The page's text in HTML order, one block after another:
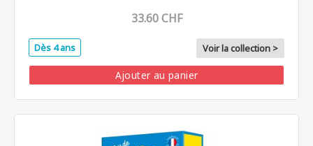
33.60 CHF
Dès 4 ans Voir la collection >
Ajouter au panier